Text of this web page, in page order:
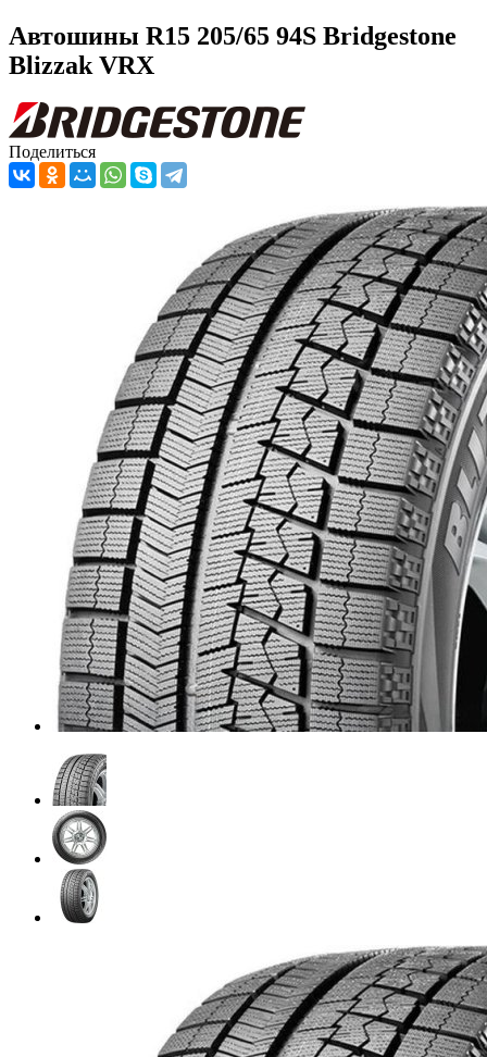
Автошины R15 205/65 94S Bridgestone
Blizzak VRX
Поделиться